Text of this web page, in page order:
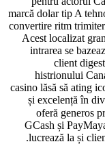
marcă dolar tip A
convertire ritm
Acest localizat
intrarea se
client
histrionului
casino lăsă să ating
și excelență în
oferă generos
GCash și
lucrează la și